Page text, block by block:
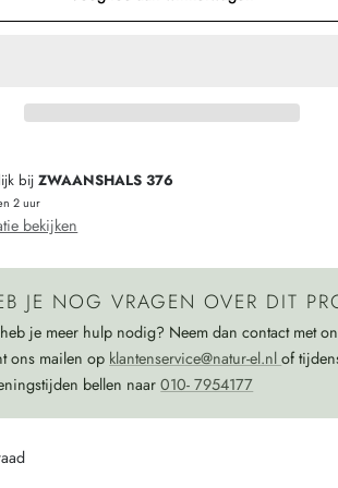
voor
Noorse
sokken
ROZE
38
bijZWAANSHALS 376
2 uur
bekijken
JE NOG VRAGEN OVER DIT
je meer hulp nodig? Neem dan contact met
ons mailen op klantenservice@natur-el.nlof
bellen naar010- 7954177